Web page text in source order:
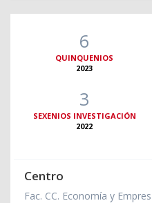
6
QUINQUENIOS
2023
3
SEXENIOS INVESTIGACIÓN
2022
Centro
Fac. CC. Economía y